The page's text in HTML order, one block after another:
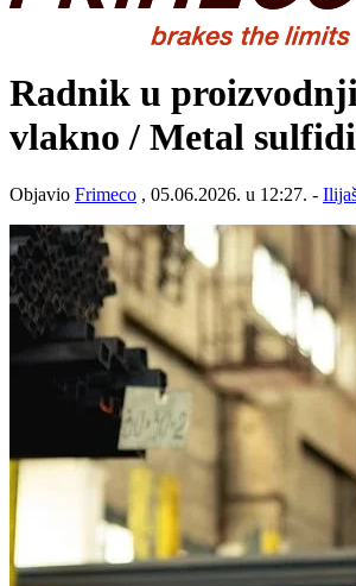
Radnik u
vlakno / Metal
Objavio Frimeco , 05.06.2026. u 12:27. -